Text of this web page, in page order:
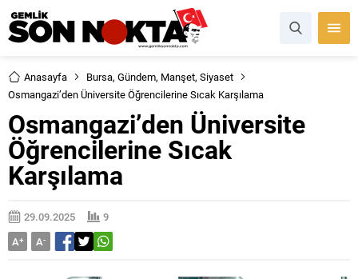
Anasayfa Bursa, Gündem, Manşet, Siyaset
Osmangazi’den Üniversite Öğrencilerine Sıcak Karşılama
Osmangazi’den Üniversite
Öğrencilerine Sıcak
Karşılama
29.09.2025
9
A+ A-